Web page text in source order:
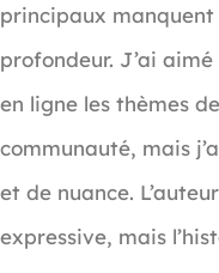
principaux
profondeur. J’ai
en ligne les thèmes
communauté, mais
et de nuance.
expressive, mais